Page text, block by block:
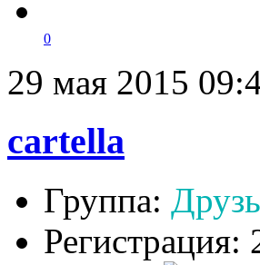
0
29 мая 2015
cartella
Группа:
Регистрация: